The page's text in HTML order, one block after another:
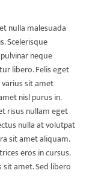
nulla malesuada
Scelerisque
neque
libero. Felis eget
sit amet
nisl purus in.
risus nullam eget
nulla at volutpat
sit amet aliquam.
eros in cursus.
amet. Sed libero